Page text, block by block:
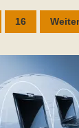
16